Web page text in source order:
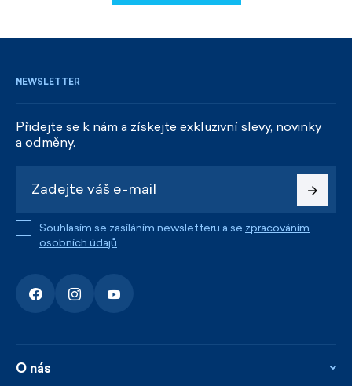
NEWSLETTER
Přidejte se k nám a získejte exkluzivní slevy, novinky
a odměny.
Souhlasím se zasíláním newsletteru a se zpracováním
osobních údajů.
O nás